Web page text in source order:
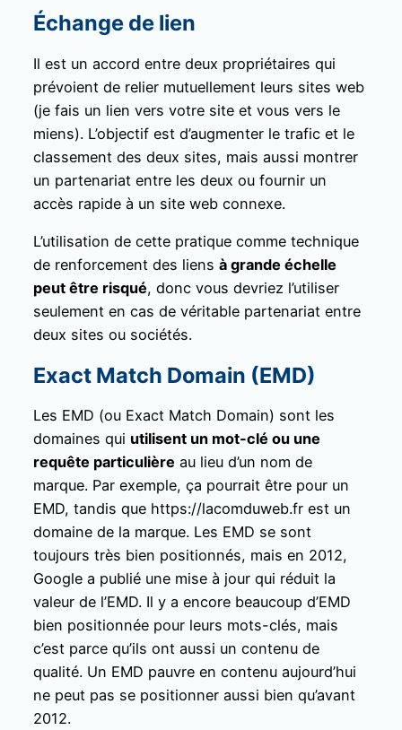
Échange de lien
Il est un accord entre deux propriétaires qui
prévoient de relier mutuellement leurs sites web
(je fais un lien vers votre site et vous vers le
miens). L’objectif est d’augmenter le trafic et le
classement des deux sites, mais aussi montrer
un partenariat entre les deux ou fournir un
accès rapide à un site web connexe.
L’utilisation de cette pratique comme technique
de renforcement des liens à grande échelle
peut être risqué, donc vous devriez l’utiliser
seulement en cas de véritable partenariat entre
deux sites ou sociétés.
Exact Match Domain (EMD)
Les EMD (ou Exact Match Domain) sont les
domaines qui utilisent un mot-clé ou une
requête particulière au lieu d’un nom de
marque. Par exemple, ça pourrait être pour un
EMD, tandis que https://lacomduweb.fr est un
domaine de la marque. Les EMD se sont
toujours très bien positionnés, mais en 2012,
Google a publié une mise à jour qui réduit la
valeur de l’EMD. Il y a encore beaucoup d’EMD
bien positionnée pour leurs mots-clés, mais
c’est parce qu’ils ont aussi un contenu de
qualité. Un EMD pauvre en contenu aujourd’hui
ne peut pas se positionner aussi bien qu’avant
2012.